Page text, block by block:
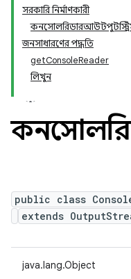
সরকারি নির্মাণকারী
জনসাধারণের পদ্ধতি
getConsoleReader
লিখুন
public class
extends
java.lang.Object